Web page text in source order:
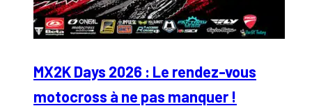
MX2K Days 2026 : Le rendez-vous
motocross à ne pas manquer !